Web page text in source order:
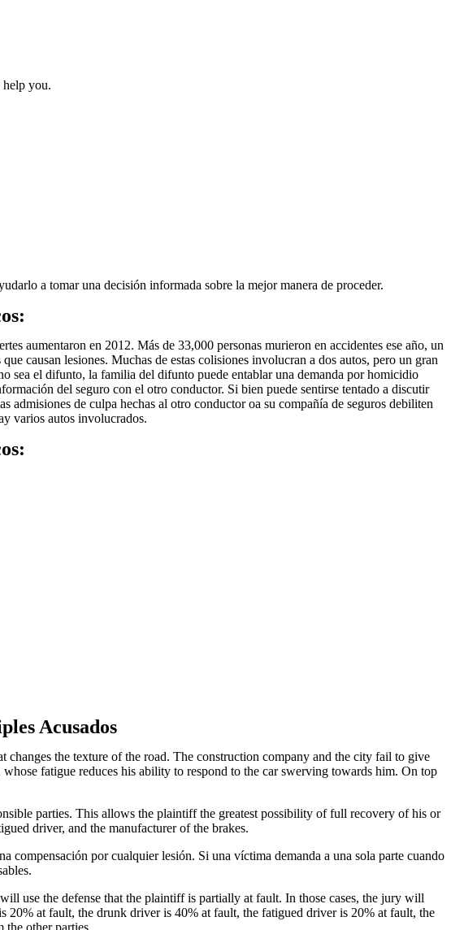
help you.
a tomar una decisión informada sobre la mejor manera de proceder.
aumentaron en 2012. Más de 33,000 personas murieron en accidentes ese año, un
causan lesiones. Muchas de estas colisiones involucran a dos autos, pero un gran
sea el difunto, la familia del difunto puede entablar una demanda por homicidio
del seguro con el otro conductor. Si bien puede sentirse tentado a discutir
de culpa hechas al otro conductor oa su compañía de seguros debiliten
varios autos involucrados.
Acusados
changes the texture of the road. The construction company and the city fail to give
fatigue reduces his ability to respond to the car swerving towards him. On top
parties. This allows the plaintiff the greatest possibility of full recovery of his or
driver, and the manufacturer of the brakes.
compensación por cualquier lesión. Si una víctima demanda a una sola parte cuando
use the defense that the plaintiff is partially at fault. In those cases, the jury will
at fault, the drunk driver is 40% at fault, the fatigued driver is 20% at fault, the
other parties.